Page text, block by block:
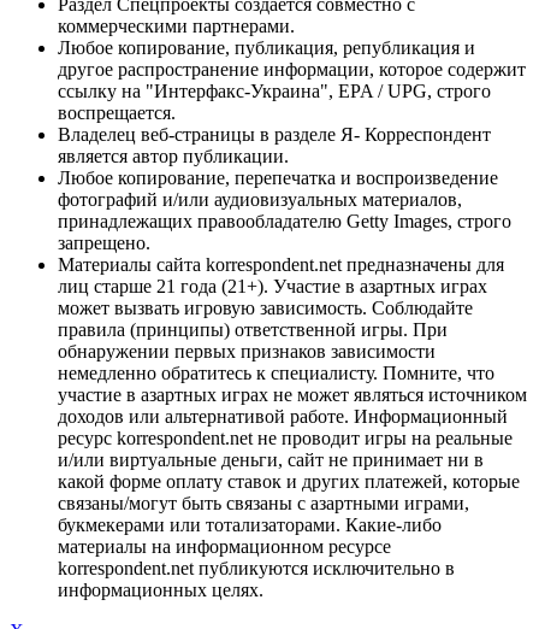
коммерческими партнерами.
Любое копирование, публикация, републикация и
другое распространение информации, которое содержит
ссылку на "Интерфакс-Украина", EPA / UPG, строго
воспрещается.
Владелец веб-страницы в разделе Я- Корреспондент
является автор публикации.
Любое копирование, перепечатка и воспроизведение
фотографий и/или аудиовизуальных материалов,
принадлежащих правообладателю Getty Images, строго
запрещено.
Материалы сайта korrespondent.net предназначены для
лиц старше 21 года (21+). Участие в азартных играх
может вызвать игровую зависимость. Соблюдайте
правила (принципы) ответственной игры. При
обнаружении первых признаков зависимости
немедленно обратитесь к специалисту. Помните, что
участие в азартных играх не может являться источником
доходов или альтернативой работе. Информационный
ресурс korrespondent.net не проводит игры на реальные
и/или виртуальные деньги, сайт не принимает ни в
какой форме оплату ставок и других платежей, которые
связаны/могут быть связаны с азартными играми,
букмекерами или тотализаторами. Какие-либо
материалы на информационном ресурсе
korrespondent.net публикуются исключительно в
информационных целях.